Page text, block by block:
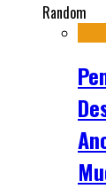
Random